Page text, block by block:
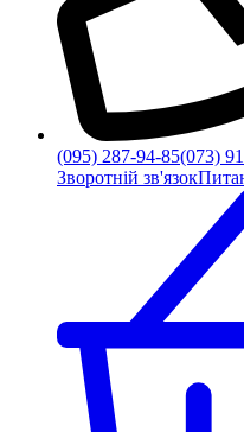
(095) 287-94-85(073)
Зворотній зв'язок